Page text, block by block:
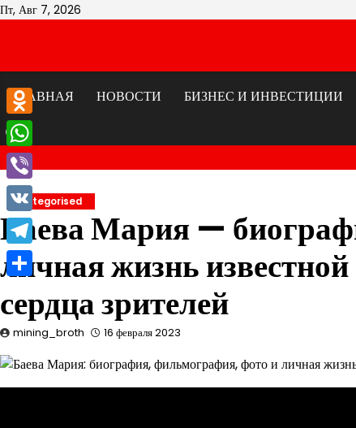
Перейти
Пт, Авг 7, 2026
ГЛАВНАЯ
НОВОСТИ БИЗНЕС И ИНВЕСТИЦИИ
Uncategorised
Баева Мария —
личная жизнь
сердца зрителей
mining_broth 16 февраля 2023
Odnoklassniki
WhatsApp
Viber
VK
Telegram